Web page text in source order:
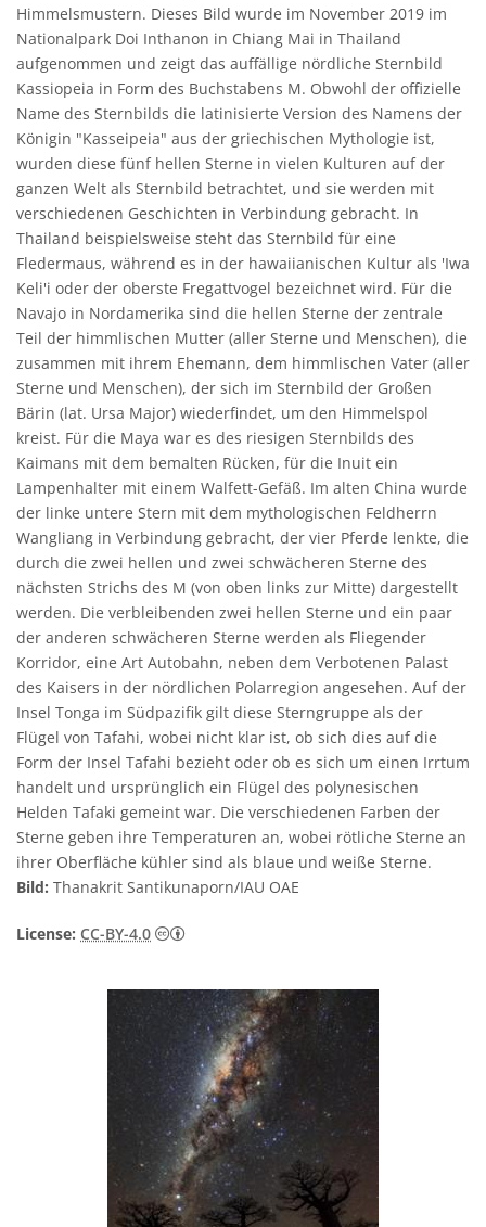
Himmelsmustern. Dieses Bild wurde im November 2019 im
Nationalpark Doi Inthanon in Chiang Mai in Thailand
aufgenommen und zeigt das auffällige nördliche Sternbild
Kassiopeia in Form des Buchstabens M. Obwohl der offizielle
Name des Sternbilds die latinisierte Version des Namens der
Königin "Kasseipeia" aus der griechischen Mythologie ist,
wurden diese fünf hellen Sterne in vielen Kulturen auf der
ganzen Welt als Sternbild betrachtet, und sie werden mit
verschiedenen Geschichten in Verbindung gebracht. In
Thailand beispielsweise steht das Sternbild für eine
Fledermaus, während es in der hawaiianischen Kultur als 'Iwa
Keli'i oder der oberste Fregattvogel bezeichnet wird. Für die
Navajo in Nordamerika sind die hellen Sterne der zentrale
Teil der himmlischen Mutter (aller Sterne und Menschen), die
zusammen mit ihrem Ehemann, dem himmlischen Vater (aller
Sterne und Menschen), der sich im Sternbild der Großen
Bärin (lat. Ursa Major) wiederfindet, um den Himmelspol
kreist. Für die Maya war es des riesigen Sternbilds des
Kaimans mit dem bemalten Rücken, für die Inuit ein
Lampenhalter mit einem Walfett-Gefäß. Im alten China wurde
der linke untere Stern mit dem mythologischen Feldherrn
Wangliang in Verbindung gebracht, der vier Pferde lenkte, die
durch die zwei hellen und zwei schwächeren Sterne des
nächsten Strichs des M (von oben links zur Mitte) dargestellt
werden. Die verbleibenden zwei hellen Sterne und ein paar
der anderen schwächeren Sterne werden als Fliegender
Korridor, eine Art Autobahn, neben dem Verbotenen Palast
des Kaisers in der nördlichen Polarregion angesehen. Auf der
Insel Tonga im Südpazifik gilt diese Sterngruppe als der
Flügel von Tafahi, wobei nicht klar ist, ob sich dies auf die
Form der Insel Tafahi bezieht oder ob es sich um einen Irrtum
handelt und ursprünglich ein Flügel des polynesischen
Helden Tafaki gemeint war. Die verschiedenen Farben der
Sterne geben ihre Temperaturen an, wobei rötliche Sterne an
ihrer Oberfläche kühler sind als blaue und weiße Sterne.
Bild: Thanakrit Santikunaporn/IAU OAE
License: CC-BY-4.0 Creative Commons Namensnennung 4.0